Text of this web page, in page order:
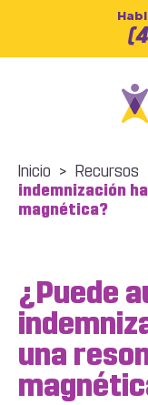
Inicio > Recursos
indemnización
magnética?
¿Puede
una